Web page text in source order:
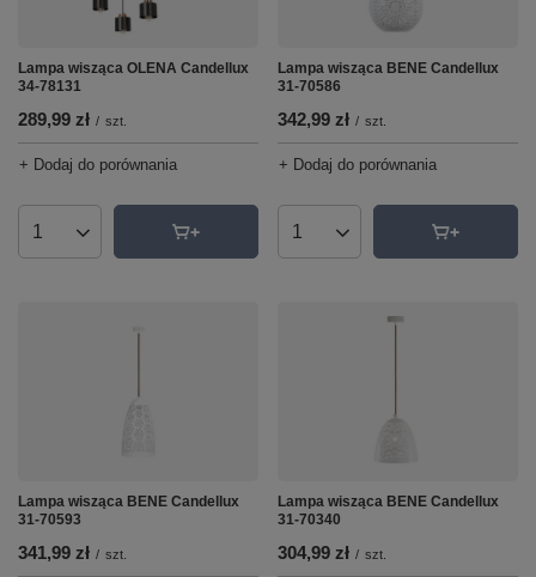
Lampa wisząca OLENA Candellux
34-78131
289,99 zł / szt.
+ Dodaj do porównania
Ilość produktów
Lampa wisząca BENE Candellux
31-70586
342,99 zł / szt.
+ Dodaj do porównania
Ilość produktów
Lampa wisząca BENE Candellux
31-70593
341,99 zł / szt.
Lampa wisząca BENE Candellux
31-70340
304,99 zł / szt.